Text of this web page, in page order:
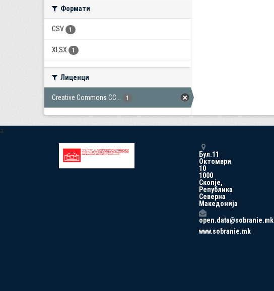
Формати
CSV 1
XLSX 1
Лиценци
Creative Commons CC... 1
a
Бул.11
Октомври
10
1000
Скопје,
Република
Северна
Македонија
open.data@sobranie.mk
www.sobranie.mk